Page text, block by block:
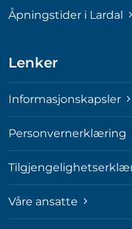
Åpningstider i Lardal
Lenker
Informasjonskapsler
Personvernerklæring
Våre ansatte